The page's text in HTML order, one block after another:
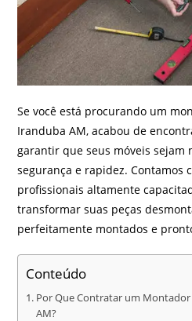
Se você está procurando um
Iranduba AM, acabou de
garantir que seus móveis sejam
segurança e rapidez. Contamos
profissionais altamente
transformar suas peças
perfeitamente montados e
Conteúdo
Por Que Contratar um
AM?